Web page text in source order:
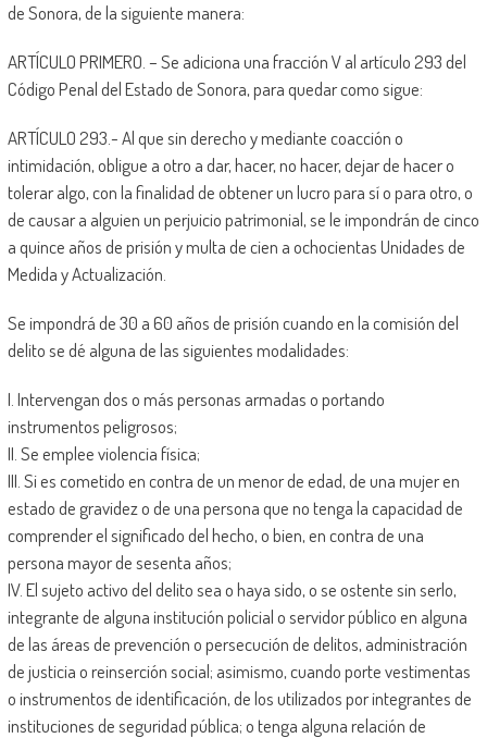
de Sonora, de la siguiente manera:
ARTÍCULO PRIMERO. – Se adiciona una fracción V al artículo 293 del
Código Penal del Estado de Sonora, para quedar como sigue:
ARTÍCULO 293.- Al que sin derecho y mediante coacción o
intimidación, obligue a otro a dar, hacer, no hacer, dejar de hacer o
tolerar algo, con la finalidad de obtener un lucro para sí o para otro, o
de causar a alguien un perjuicio patrimonial, se le impondrán de cinco
a quince años de prisión y multa de cien a ochocientas Unidades de
Medida y Actualización.
Se impondrá de 30 a 60 años de prisión cuando en la comisión del
delito se dé alguna de las siguientes modalidades:
I. Intervengan dos o más personas armadas o portando
instrumentos peligrosos;
II. Se emplee violencia física;
III. Si es cometido en contra de un menor de edad, de una mujer en
estado de gravidez o de una persona que no tenga la capacidad de
comprender el significado del hecho, o bien, en contra de una
persona mayor de sesenta años;
IV. El sujeto activo del delito sea o haya sido, o se ostente sin serlo,
integrante de alguna institución policial o servidor público en alguna
de las áreas de prevención o persecución de delitos, administración
de justicia o reinserción social; asimismo, cuando porte vestimentas
o instrumentos de identificación, de los utilizados por integrantes de
instituciones de seguridad pública; o tenga alguna relación de